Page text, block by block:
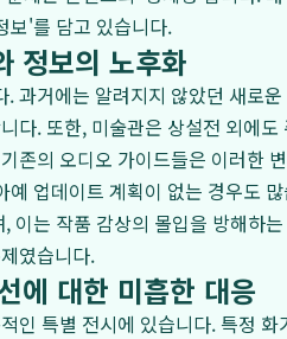
보'를 담고 있습니다.
정보의 노후화
과거에는 알려지지 않았던 새로
다. 또한, 미술관은 상설전 외에
존의 오디오 가이드들은 이러한
업데이트 계획이 없는 경우도
이는 작품 감상의 몰입을 방해하
였습니다.
에 대한 미흡한 대응
인 특별 전시에 있습니다. 특정